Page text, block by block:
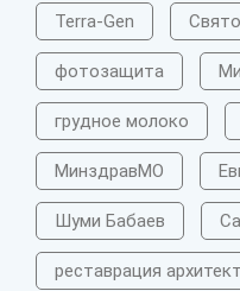
Terra-Gen
фотозащита
грудное молоко
МинздравМО
Шуми Бабаев
реставрация